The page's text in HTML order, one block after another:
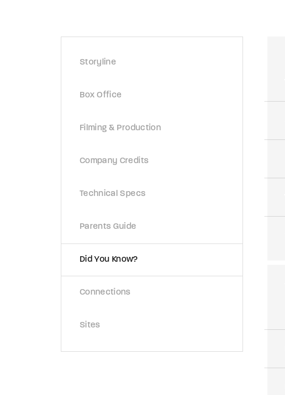
Storyline
Box Office
Filming & Production
Company Credits
Technical Specs
Parents Guide
Did You Know?
Connections
Sites